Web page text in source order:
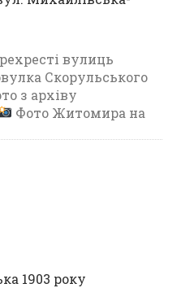
вулиць
Скорульського
з архіву
Фото Житомира на
1903 року